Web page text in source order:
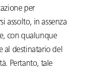
per
assolto, in assenza
con qualunque
al destinatario del
Pertanto, tale